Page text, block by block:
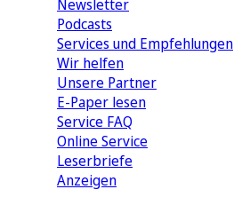
Newsletter
Podcasts
Services und Empfehlungen
Wir helfen
Unsere Partner
E-Paper lesen
Service FAQ
Online Service
Leserbriefe
Anzeigen